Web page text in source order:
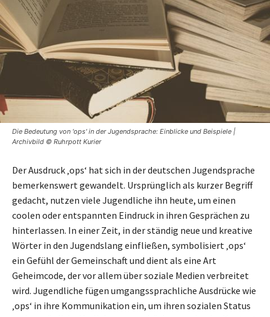
Die Bedeutung von 'ops' in der Jugendsprache: Einblicke und Beispiele |
Archivbild © Ruhrpott Kurier
Der Ausdruck ‚ops‘ hat sich in der deutschen Jugendsprache
bemerkenswert gewandelt. Ursprünglich als kurzer Begriff
gedacht, nutzen viele Jugendliche ihn heute, um einen
coolen oder entspannten Eindruck in ihren Gesprächen zu
hinterlassen. In einer Zeit, in der ständig neue und kreative
Wörter in den Jugendslang einfließen, symbolisiert ‚ops‘
ein Gefühl der Gemeinschaft und dient als eine Art
Geheimcode, der vor allem über soziale Medien verbreitet
wird. Jugendliche fügen umgangssprachliche Ausdrücke wie
‚ops‘ in ihre Kommunikation ein, um ihren sozialen Status